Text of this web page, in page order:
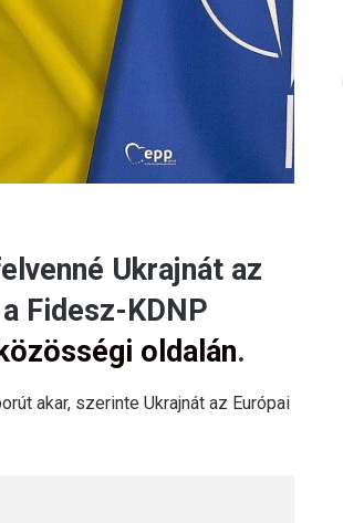
Ukrajnát az
Fidesz-KDNP
oldalán.
akar, szerinte Ukrajnát az Európai